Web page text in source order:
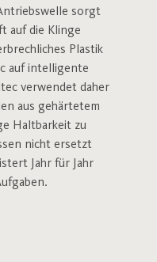
sorgt
auf die Klinge
Plastik
auf intelligente
verwendet daher
aus gehärtetem
Haltbarkeit zu
nicht ersetzt
Jahr für Jahr